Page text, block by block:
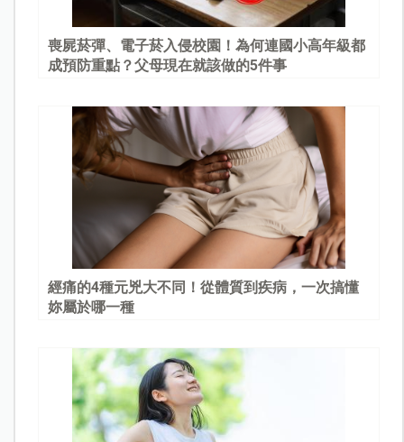
喪屍菸彈、電子菸入侵校園！為何連國小高年級都
成預防重點？父母現在就該做的5件事
經痛的4種元兇大不同！從體質到疾病，一次搞懂
妳屬於哪一種